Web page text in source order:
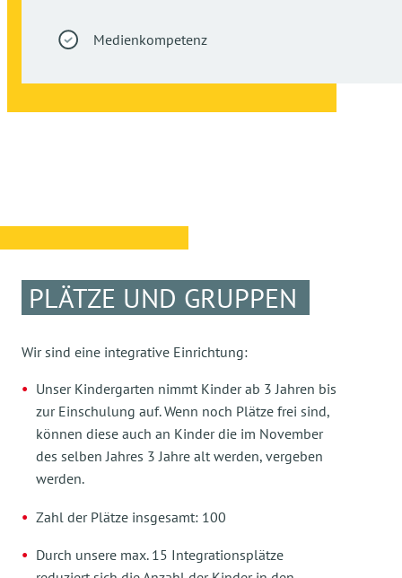
Medienkompetenz
PLÄTZE UND GRUPPEN
Wir sind eine integrative Einrichtung:
Unser Kindergarten nimmt Kinder ab 3 Jahren bis
zur Einschulung auf. Wenn noch Plätze frei sind,
können diese auch an Kinder die im November
des selben Jahres 3 Jahre alt werden, vergeben
werden.
Zahl der Plätze insgesamt: 100
Durch unsere max. 15 Integrationsplätze